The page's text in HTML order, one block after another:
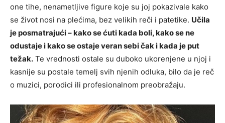
one tihe, nenametljive figure koje su joj pokazivale kako
se život nosi na plećima, bez velikih reči i patetike. Učila
je posmatrajući – kako se ćuti kada boli, kako se ne
odustaje i kako se ostaje veran sebi čak i kada je put
težak. Te vrednosti ostale su duboko ukorenjene u njoj i
kasnije su postale temelj svih njenih odluka, bilo da je reč
o muzici, porodici ili profesionalnom preobražaju.